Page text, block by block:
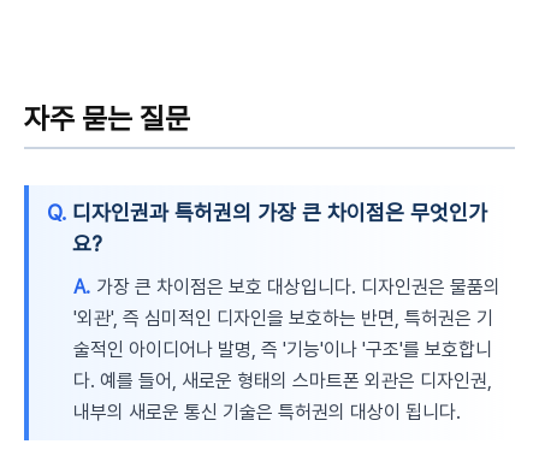
자주 묻는 질문
Q. 디자인권과 특허권의 가장 큰 차이점은 무엇인가
요?
A. 가장 큰 차이점은 보호 대상입니다. 디자인권은 물품의
'외관', 즉 심미적인 디자인을 보호하는 반면, 특허권은 기
술적인 아이디어나 발명, 즉 '기능'이나 '구조'를 보호합니
다. 예를 들어, 새로운 형태의 스마트폰 외관은 디자인권,
내부의 새로운 통신 기술은 특허권의 대상이 됩니다.